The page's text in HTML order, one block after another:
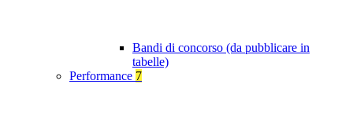
Bandi di concorso (da pubblicare in
tabelle)
Performance 7